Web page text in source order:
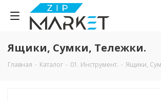
Ящики, Сумки, Тележки.
Главная - Каталог - 01. Инструмент. - Ящики,